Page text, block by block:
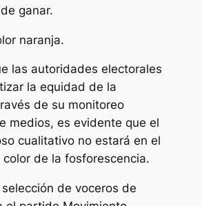
ganar.
naranja.
las autoridades electorales
la equidad de la
de su monitoreo
medios, es evidente que el
cualitativo no estará en el
de la fosforescencia.
de voceros de